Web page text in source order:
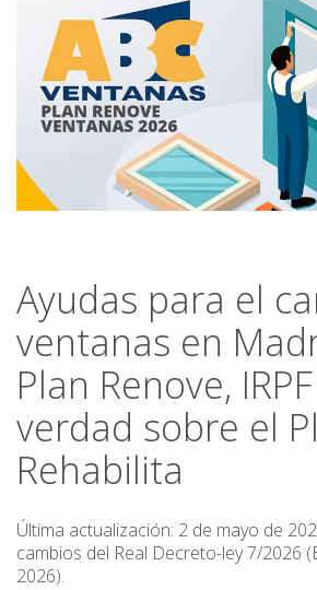
Ayudas para el
ventanas en
Plan Renove,
verdad sobre el
Rehabilita
Última actualización: 2 de mayo de
cambios del Real Decreto-ley 7/2026
2026).